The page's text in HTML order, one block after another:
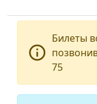
info_outline
Билеты
75